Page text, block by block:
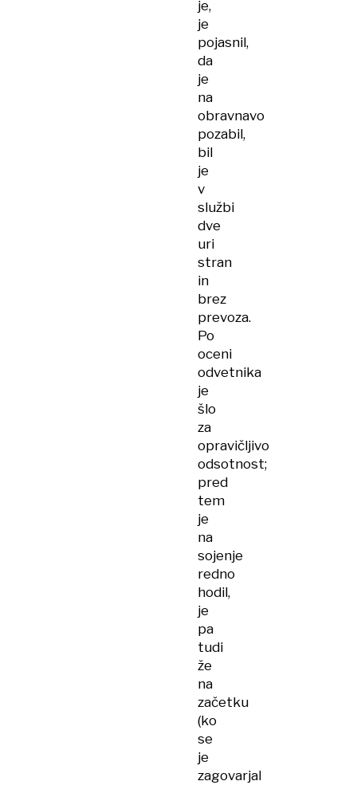
je,
je
pojasnil,
da
je
na
obravnavo
pozabil,
bil
je
v
službi
dve
uri
stran
in
brez
prevoza.
Po
oceni
odvetnika
je
šlo
za
opravičljivo
odsotnost;
pred
tem
je
na
sojenje
redno
hodil,
je
pa
tudi
že
na
začetku
(ko
se
je
zagovarjal